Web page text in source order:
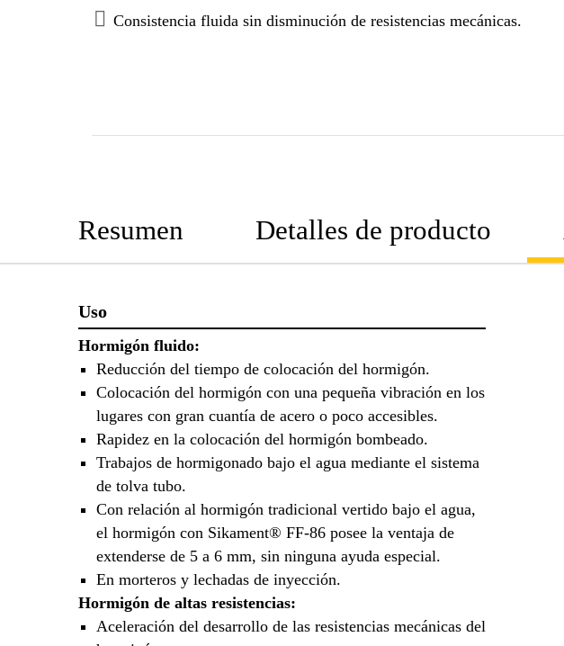
Consistencia fluida sin disminución de resistencias mecánicas.
Resumen Detalles de producto
Uso
Hormigón fluido:
Reducción del tiempo de colocación del hormigón.
Colocación del hormigón con una pequeña vibración en los
lugares con gran cuantía de acero o poco accesibles.
Rapidez en la colocación del hormigón bombeado.
Trabajos de hormigonado bajo el agua mediante el sistema
de tolva tubo.
Con relación al hormigón tradicional vertido bajo el agua,
el hormigón con Sikament® FF-86 posee la ventaja de
extenderse de 5 a 6 mm, sin ninguna ayuda especial.
En morteros y lechadas de inyección.
Hormigón de altas resistencias:
Aceleración del desarrollo de las resistencias mecánicas del